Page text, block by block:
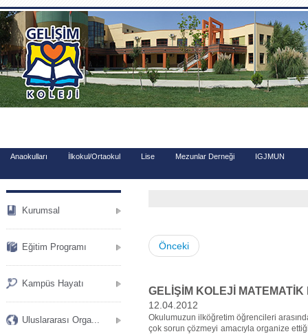
.
Anaokulları İlkokul/Ortaokul Lise Mezunlar Derneği IGJMUN
Kurumsal
Eğitim Programı
Kampüs Hayatı
Uluslararası Orga...
Önceki
GELİŞİM KOLEJİ MATEMATİK
12.04.2012
Okulumuzun ilköğretim öğrencileri
çok sorun çözmeyi amacıyla organize